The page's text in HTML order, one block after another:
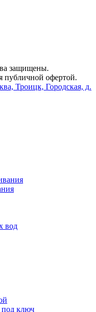
защищены.
публичной офертой.
Троицк, Городская, д.
вод
под ключ